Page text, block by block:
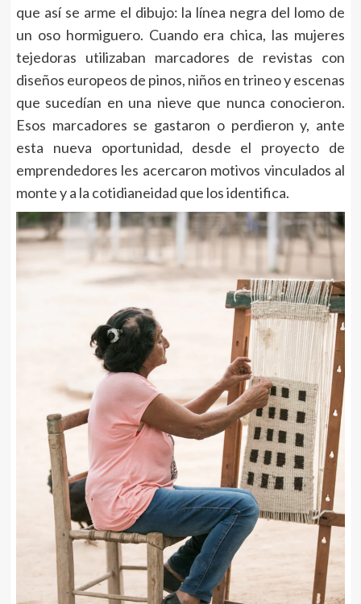
que así se arme el dibujo: la línea negra del lomo de
un oso hormiguero. Cuando era chica, las mujeres
tejedoras utilizaban marcadores de revistas con
diseños europeos de pinos, niños en trineo y escenas
que sucedían en una nieve que nunca conocieron.
Esos marcadores se gastaron o perdieron y, ante
esta nueva oportunidad, desde el proyecto de
emprendedores les acercaron motivos vinculados al
monte y a la cotidianeidad que los identifica.